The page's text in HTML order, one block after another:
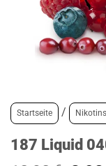
Startseite /
187 Liquid